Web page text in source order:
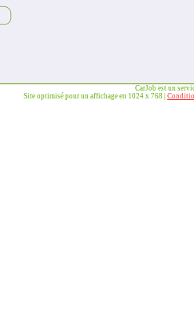
CarJob est un
Site optimisé pour un affichage en 1024 x 768 |